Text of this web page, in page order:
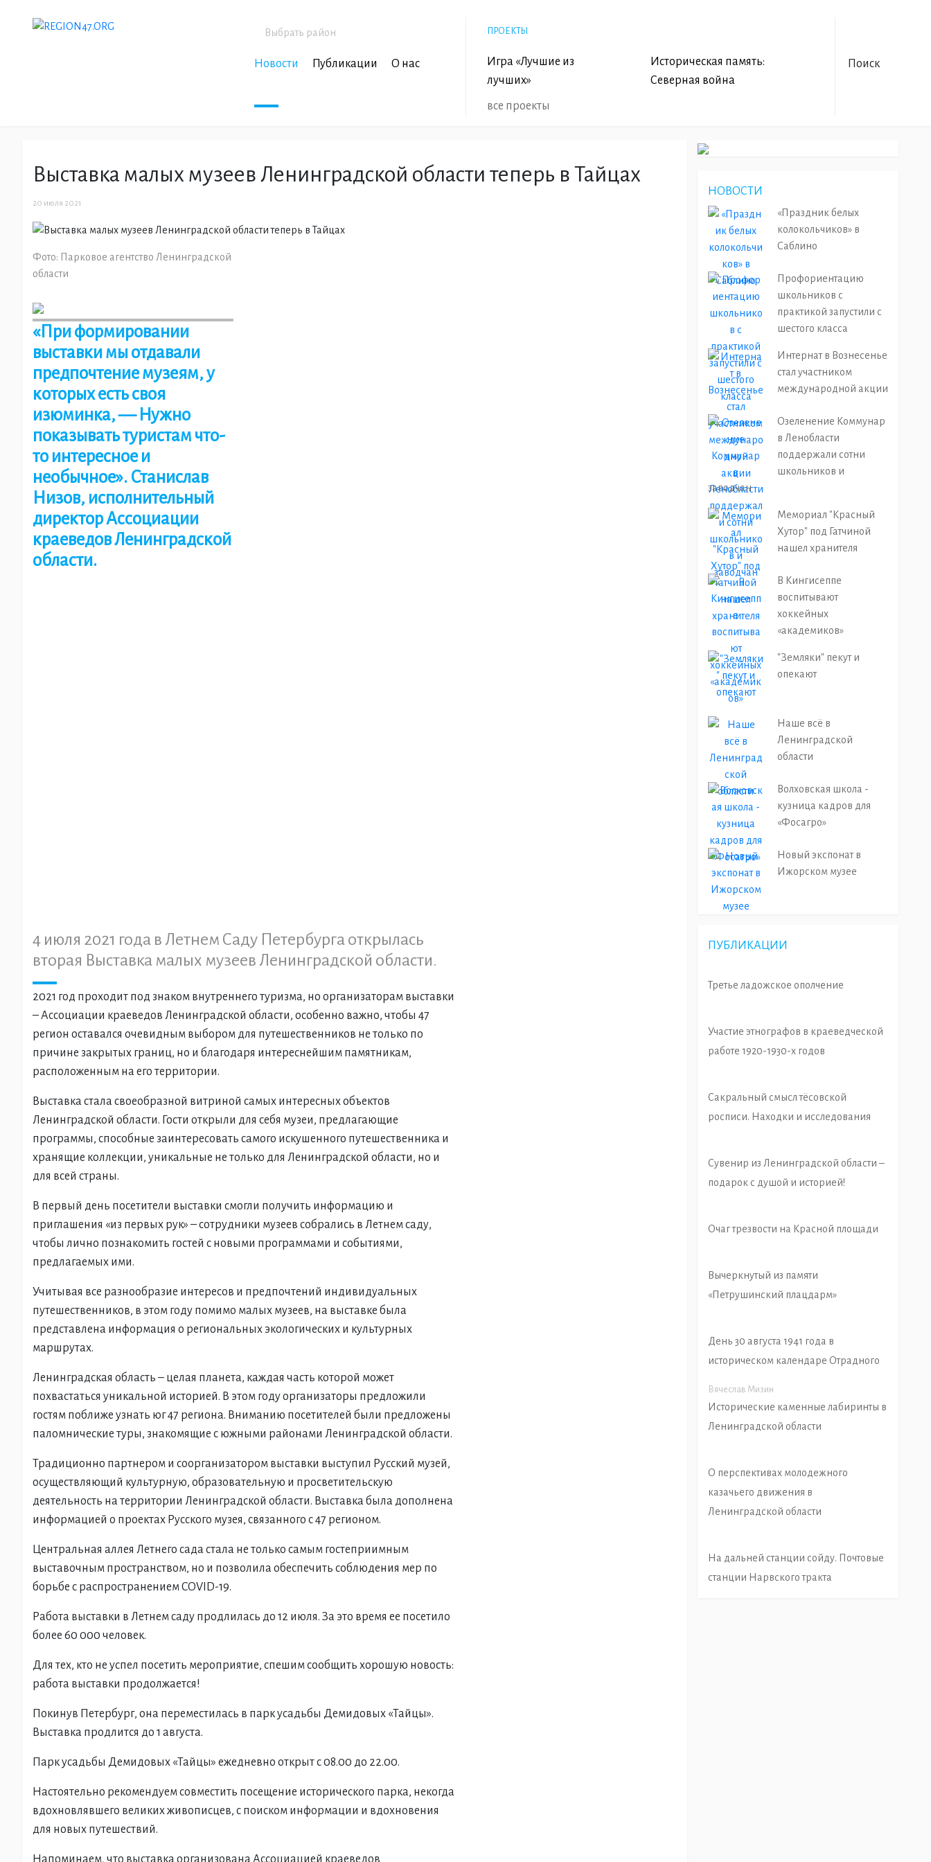
Выбрать район
Новости Публикации О нас
ПРОЕКТЫ
Игра «Лучшие из
лучших»
Историческая память:
Северная война
все проекты
Поиск
Выставка малых музеев Ленинградской области теперь в Тайцах
20 июля 2021
Фото: Парковое агентство Ленинградской
области
«При формировании
выставки мы отдавали
предпочтение музеям, у
которых есть своя
изюминка, — Нужно
показывать туристам что-
то интересное и
необычное». Станислав
Низов, исполнительный
директор Ассоциации
краеведов Ленинградской
области.
4 июля 2021 года в Летнем Саду Петербурга открылась
вторая Выставка малых музеев Ленинградской области.
2021 год проходит под знаком внутреннего туризма, но организаторам выставки
– Ассоциации краеведов Ленинградской области, особенно важно, чтобы 47
регион оставался очевидным выбором для путешественников не только по
причине закрытых границ, но и благодаря интереснейшим памятникам,
расположенным на его территории.
Выставка стала своеобразной витриной самых интересных объектов
Ленинградской области. Гости открыли для себя музеи, предлагающие
программы, способные заинтересовать самого искушенного путешественника и
хранящие коллекции, уникальные не только для Ленинградской области, но и
для всей страны.
В первый день посетители выставки смогли получить информацию и
приглашения «из первых рук» – сотрудники музеев собрались в Летнем саду,
чтобы лично познакомить гостей с новыми программами и событиями,
предлагаемых ими.
Учитывая все разнообразие интересов и предпочтений индивидуальных
путешественников, в этом году помимо малых музеев, на выставке была
представлена информация о региональных экологических и культурных
маршрутах.
Ленинградская область – целая планета, каждая часть которой может
похвастаться уникальной историей. В этом году организаторы предложили
гостям поближе узнать юг 47 региона. Вниманию посетителей были предложены
паломнические туры, знакомящие с южными районами Ленинградской области.
Традиционно партнером и соорганизатором выставки выступил Русский музей,
осуществляющий культурную, образовательную и просветительскую
деятельность на территории Ленинградской области. Выставка была дополнена
информацией о проектах Русского музея, связанного с 47 регионом.
Центральная аллея Летнего сада стала не только самым гостеприимным
выставочным пространством, но и позволила обеспечить соблюдения мер по
борьбе с распространением COVID-19.
Работа выставки в Летнем саду продлилась до 12 июля. За это время ее посетило
более 60 000 человек.
Для тех, кто не успел посетить мероприятие, спешим сообщить хорошую новость:
работа выставки продолжается!
Покинув Петербург, она переместилась в парк усадьбы Демидовых «Тайцы».
Выставка продлится до 1 августа.
Парк усадьбы Демидовых «Тайцы» ежедневно открыт с 08.00 до 22.00.
Настоятельно рекомендуем совместить посещение исторического парка, некогда
вдохновлявшего великих живописцев, с поиском информации и вдохновения
для новых путешествий.
Напоминаем, что выставка организована Ассоциацией краеведов
НОВОСТИ
«Праздник белых
колокольчиков» в
Саблино
Профориентацию
школьников с
практикой запустили с
шестого класса
Интернат в Вознесенье
стал участником
международной акции
Озеленение Коммунар
в Ленобласти
поддержали сотни
школьников и
заводчан
Мемориал "Красный
Хутор" под Гатчиной
нашел хранителя
В Кингисеппе
воспитывают
хоккейных
«академиков»
"Земляки" пекут и
опекают
Наше всё в
Ленинградской
области
Волховская школа -
кузница кадров для
«Фосагро»
Новый экспонат в
Ижорском музее
ПУБЛИКАЦИИ
Третье ладожское ополчение
Участие этнографов в краеведческой
работе 1920-1930-х годов
Сакральный смысл тёсовской
росписи. Находки и исследования
Сувенир из Ленинградской области –
подарок с душой и историей!
Очаг трезвости на Красной площади
Вычеркнутый из памяти
«Петрушинский плацдарм»
День 30 августа 1941 года в
историческом календаре Отрадного
Вячеслав Мизин
Исторические каменные лабиринты в
Ленинградской области
О перспективах молодежного
казачьего движения в
Ленинградской области
На дальней станции сойду. Почтовые
станции Нарвского тракта